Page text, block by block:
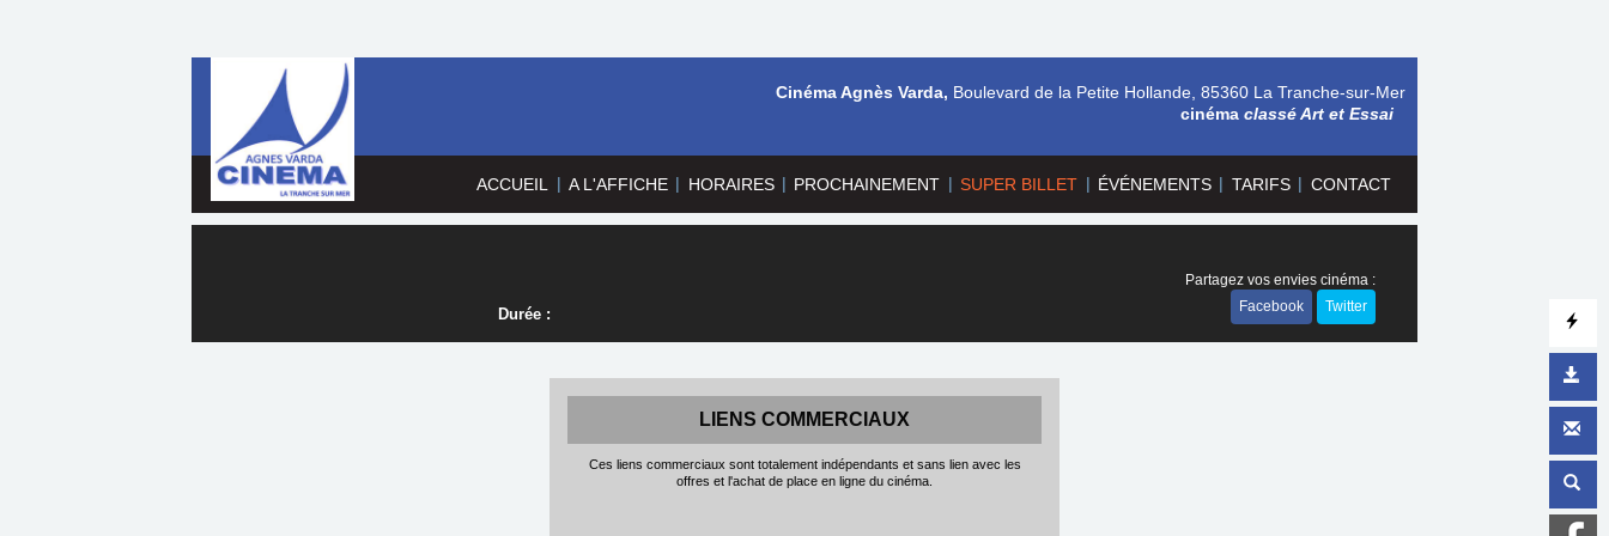
ACCUEIL | A L'AFFICHE | HORAIRES | PROCHAINEMENT | SUPER BILLET | ÉVÉNEMENTS | TARIFS | CONTACT
Cinéma Agnès Varda, Boulevard de la Petite Hollande, 85360 La Tranche-sur-Mer
cinéma classé Art et Essai
Durée :
Partagez vos envies cinéma :
Facebook
Twitter
LIENS COMMERCIAUX
Ces liens commerciaux sont totalement indépendants et sans lien avec les
offres et l'achat de place en ligne du cinéma.